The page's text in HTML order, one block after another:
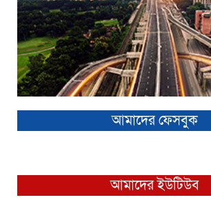
আমাদের ফেসবুক
আমাদের ইউটিউব